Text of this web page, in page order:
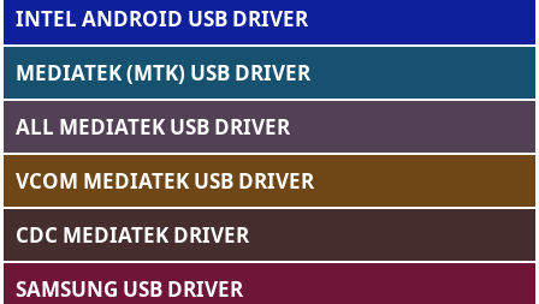
INTEL ANDROID USB DRIVER
MEDIATEK (MTK) USB DRIVER
ALL MEDIATEK USB DRIVER
VCOM MEDIATEK USB DRIVER
CDC MEDIATEK DRIVER
SAMSUNG USB DRIVER